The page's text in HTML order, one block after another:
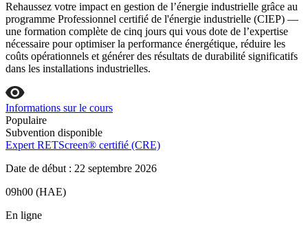
Rehaussez votre impact en gestion de l’énergie industrielle grâce au
programme Professionnel certifié de l'énergie industrielle (CIEP) —
une formation complète de cinq jours qui vous dote de l’expertise
nécessaire pour optimiser la performance énergétique, réduire les
coûts opérationnels et générer des résultats de durabilité significatifs
dans les installations industrielles.
Informations sur le cours
Populaire
Subvention disponible
Expert RETScreen® certifié (CRE)
Date de début : 22 septembre 2026
09h00 (HAE)
En ligne